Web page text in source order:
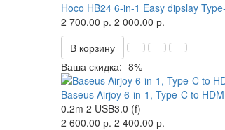
Hoco HB24 6-in-1 Easy dipslay
2 700.00 р. 2 000.00 р.
В корзину
Ваша скидка: -8%
Baseus Airjoy 6-in-1, Type-C to
0.2m 2 USB3.0 (f)
2 600.00 р. 2 400.00 р.